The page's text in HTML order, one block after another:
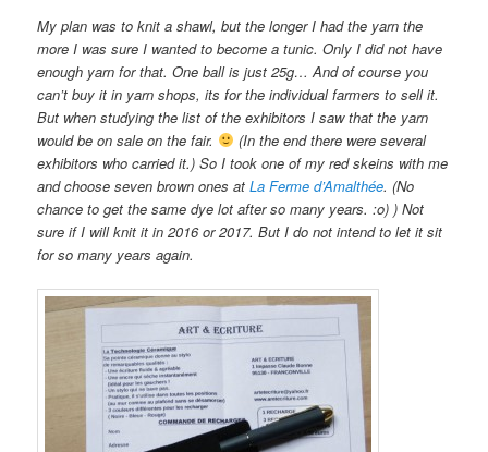
My plan was to knit a shawl, but the longer I had the yarn the
more I was sure I wanted to become a tunic. Only I did not have
enough yarn for that. One ball is just 25g… And of course you
can’t buy it in yarn shops, its for the individual farmers to sell it.
But when studying the list of the exhibitors I saw that the yarn
would be on sale on the fair.
(In the end there were several
exhibitors who carried it.) So I took one of my red skeins with me
and choose seven brown ones atLa Ferme d’Amalthée. (No
chance to get the same dye lot after so many years. :o) ) Not
sure if I will knit it in 2016 or 2017. But I do not intend to let it sit
for so many years again.